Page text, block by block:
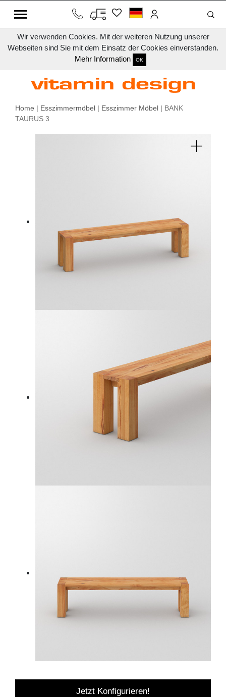
Wir verwenden Cookies. Mit der weiteren Nutzung unserer
Webseiten sind Sie mit dem Einsatz der Cookies einverstanden.
Mehr Information
OK
Home | Esszimmermöbel | Esszimmer Möbel | BANK
TAURUS 3
Jetzt Konfigurieren!